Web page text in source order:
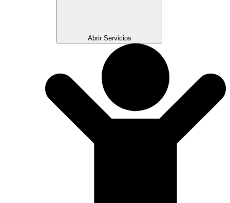
Abrir Servicios